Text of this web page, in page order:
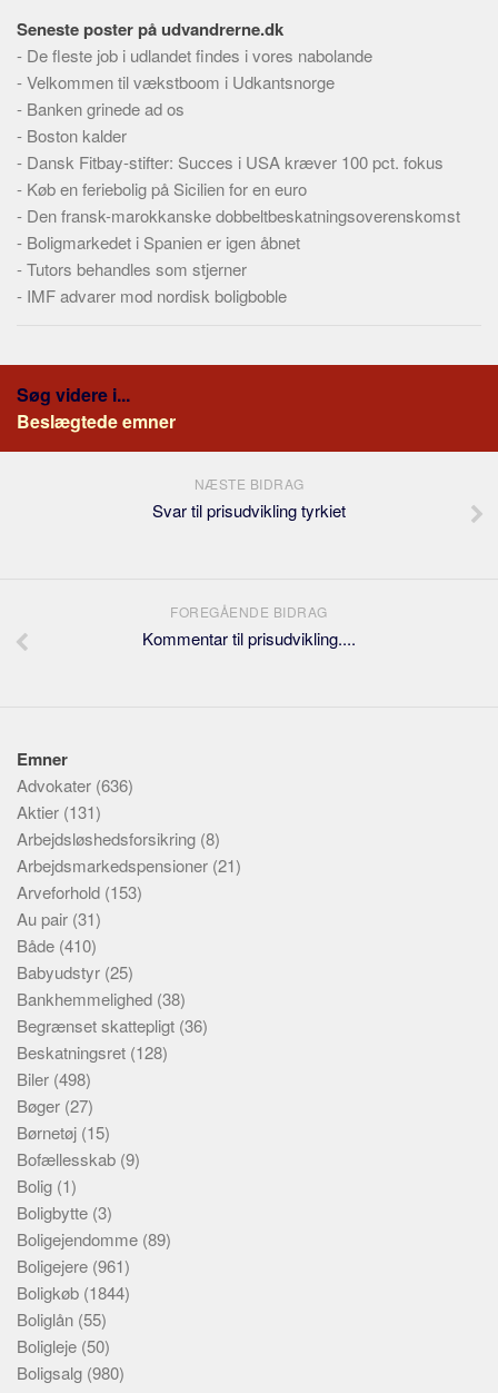
Om
Webstedet
Forhistorien
Redigering
Tekstannoncer
Hjælp
Seneste poster på udvandrerne.dk
- De fleste job i udlandet findes i vores nabolande
-Velkommen til vækstboom i Udkantsnorge
- Banken grinede ad os
- Boston kalder
- Dansk Fitbay-stifter: Succes i USA kræver 100 pct. fokus
- Køb en feriebolig på Sicilien for en euro
- Den fransk-marokkanske dobbeltbeskatningsoverenskomst
- Boligmarkedet i Spanien er igen åbnet
-Tutors behandles som stjerner
- IMF advarer mod nordisk boligboble
Søg videre i...
Beslægtede emner
NÆSTE BIDRAG
Svar til prisudvikling tyrkiet
FOREGÅENDE BIDRAG
Kommentar til prisudvikling....
Emner
Advokater (636)
Aktier (131)
Arbejdsløshedsforsikring (8)
Arbejdsmarkedspensioner (21)
Arveforhold (153)
Au pair (31)
Både (410)
Babyudstyr (25)
Bankhemmelighed (38)
Begrænset skattepligt (36)
Beskatningsret (128)
Biler (498)
Bøger (27)
Børnetøj (15)
Bofællesskab (9)
Bolig (1)
Boligbytte (3)
Boligejendomme (89)
Boligejere (961)
Boligkøb (1844)
Boliglån (55)
Boligleje (50)
Boligsalg (980)